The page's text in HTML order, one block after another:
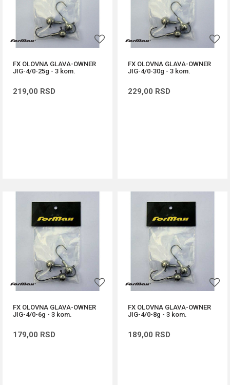
FX OLOVNA GLAVA-OWNER
JIG-4/0-25g - 3 kom.
219,00 RSD
FX OLOVNA GLAVA-OWNER
JIG-4/0-30g - 3 kom.
229,00 RSD
FX OLOVNA GLAVA-OWNER
JIG-4/0-6g - 3 kom.
179,00 RSD
FX OLOVNA GLAVA-OWNER
JIG-4/0-8g - 3 kom.
189,00 RSD